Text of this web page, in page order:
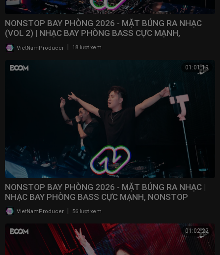
NONSTOP BAY PHÒNG 2026 - MẶT BÚNG RA NHẠC
(VOL 2) | NHẠC BAY PHÒNG BASS CỰC MẠNH,
NONSTOP 2025
VietNamProducer 18 lượt xem
01:01:19
NONSTOP BAY PHÒNG 2026 - MẶT BÚNG RA NHẠC |
NHẠC BAY PHÒNG BASS CỰC MẠNH, NONSTOP
VINAHOUSE 2025
VietNamProducer 56 lượt xem
01:02:22